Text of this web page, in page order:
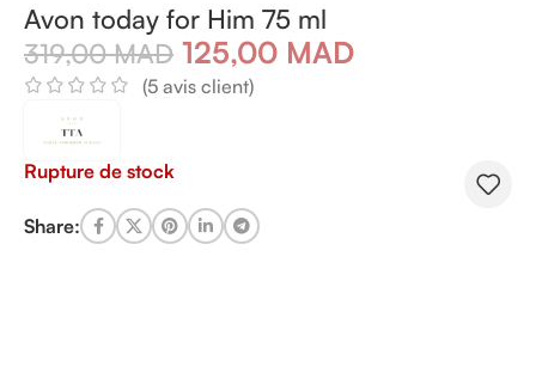
Avon today for Him 75 ml
319,00MAD 125,00 MAD
(5 avis client)
Rupture de stock
Share: